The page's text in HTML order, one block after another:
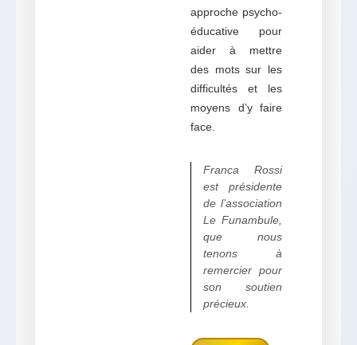
approche psycho-
éducative pour
aider à mettre
des mots sur les
difficultés et les
moyens d’y faire
face.
Franca Rossi
est présidente
de l’association
Le Funambule,
que nous
tenons à
remercier pour
son soutien
précieux.